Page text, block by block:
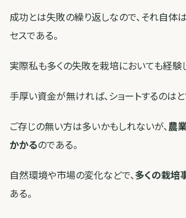
成功とは失敗の繰り返しなので、それ自体
セスである。
実際私も多くの失敗を栽培においても経験
手厚い資金が無ければ、ショートするのはと
ご存じの無い方は多いかもしれないが、農
かかるのである。
自然環境や市場の変化などで、多くの栽培
ある。